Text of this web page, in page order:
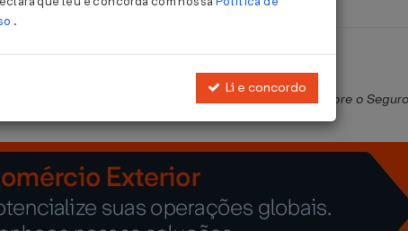
Lei nº 6.704, de 26 de outubro de 1979, que dispõe sobre o
.
Li e concordo